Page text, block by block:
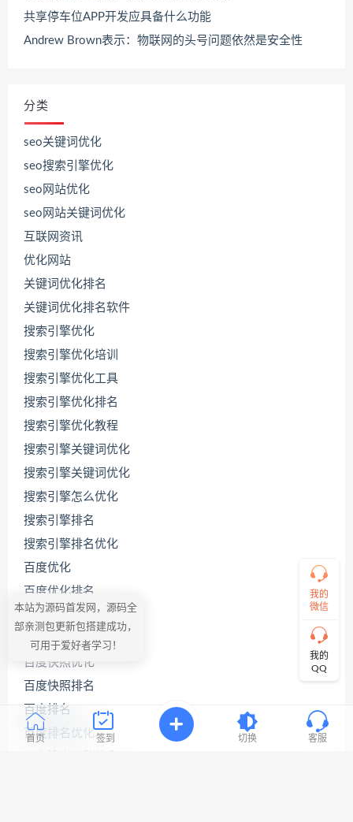
共享停车位APP开发应具备什么功能
Andrew Brown表示：物联网的头号问题依然是安全性
分类
seo关键词优化
seo搜索引擎优化
seo网站优化
seo网站关键词优化
互联网资讯
优化网站
关键词优化排名
关键词优化排名软件
搜索引擎优化
搜索引擎优化培训
搜索引擎优化工具
搜索引擎优化排名
搜索引擎优化教程
搜索引擎关键词优化
搜索引擎关键词优化
搜索引擎怎么优化
搜索引擎排名
搜索引擎排名优化
百度优化
百度优化排名
百度关键词优化
百度关键词优化公司
百度快照优化
百度快照排名
百度排名
百度排名优化
我的
微信
我的
QQ
您
的
需
切
记！
带
连
接
首页 签到 切换 客服
本站为源码首发网，源码全
部亲测包更新包搭建成功，
可用于爱好者学习！